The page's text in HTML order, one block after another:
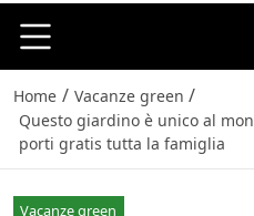
Home / Vacanze green /
Questo giardino è unico al
porti gratis tutta la famiglia
Vacanze green